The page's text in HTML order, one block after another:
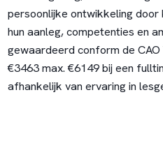
persoonlijke ontwikkeling door
hun aanleg, competenties en
gewaardeerd conform de CAO
€3463 max. €6149 bij een
afhankelijk van ervaring in